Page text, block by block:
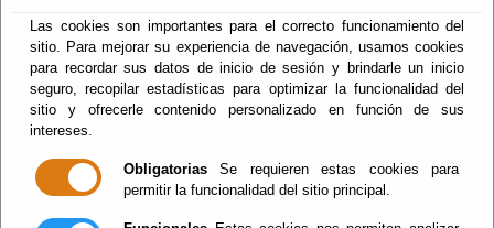
Las cookies son importantes para el correcto funcionamiento del
sitio. Para mejorar su experiencia de navegación, usamos cookies
para recordar sus datos de inicio de sesión y brindarle un inicio
seguro, recopilar estadísticas para optimizar la funcionalidad del
sitio y ofrecerle contenido personalizado en función de sus
intereses.
Obligatorias Se requieren estas cookies para
permitir la funcionalidad del sitio principal.
Inicio - Iniciativas Europeas - Presentación
Presentación